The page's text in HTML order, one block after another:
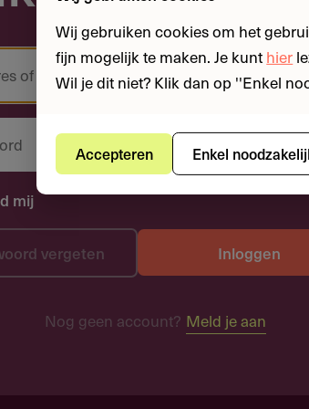
mij
Inloggen
vergeten
Nog geen account? Meld je aan
Wij gebruiken cookies om het
fijn mogelijk te maken. Je kunthier
Wil je dit niet? Klik dan op ''Enkel
Accepteren Enkel